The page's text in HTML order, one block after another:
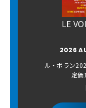
LE
2026
ル・ボラン
定価